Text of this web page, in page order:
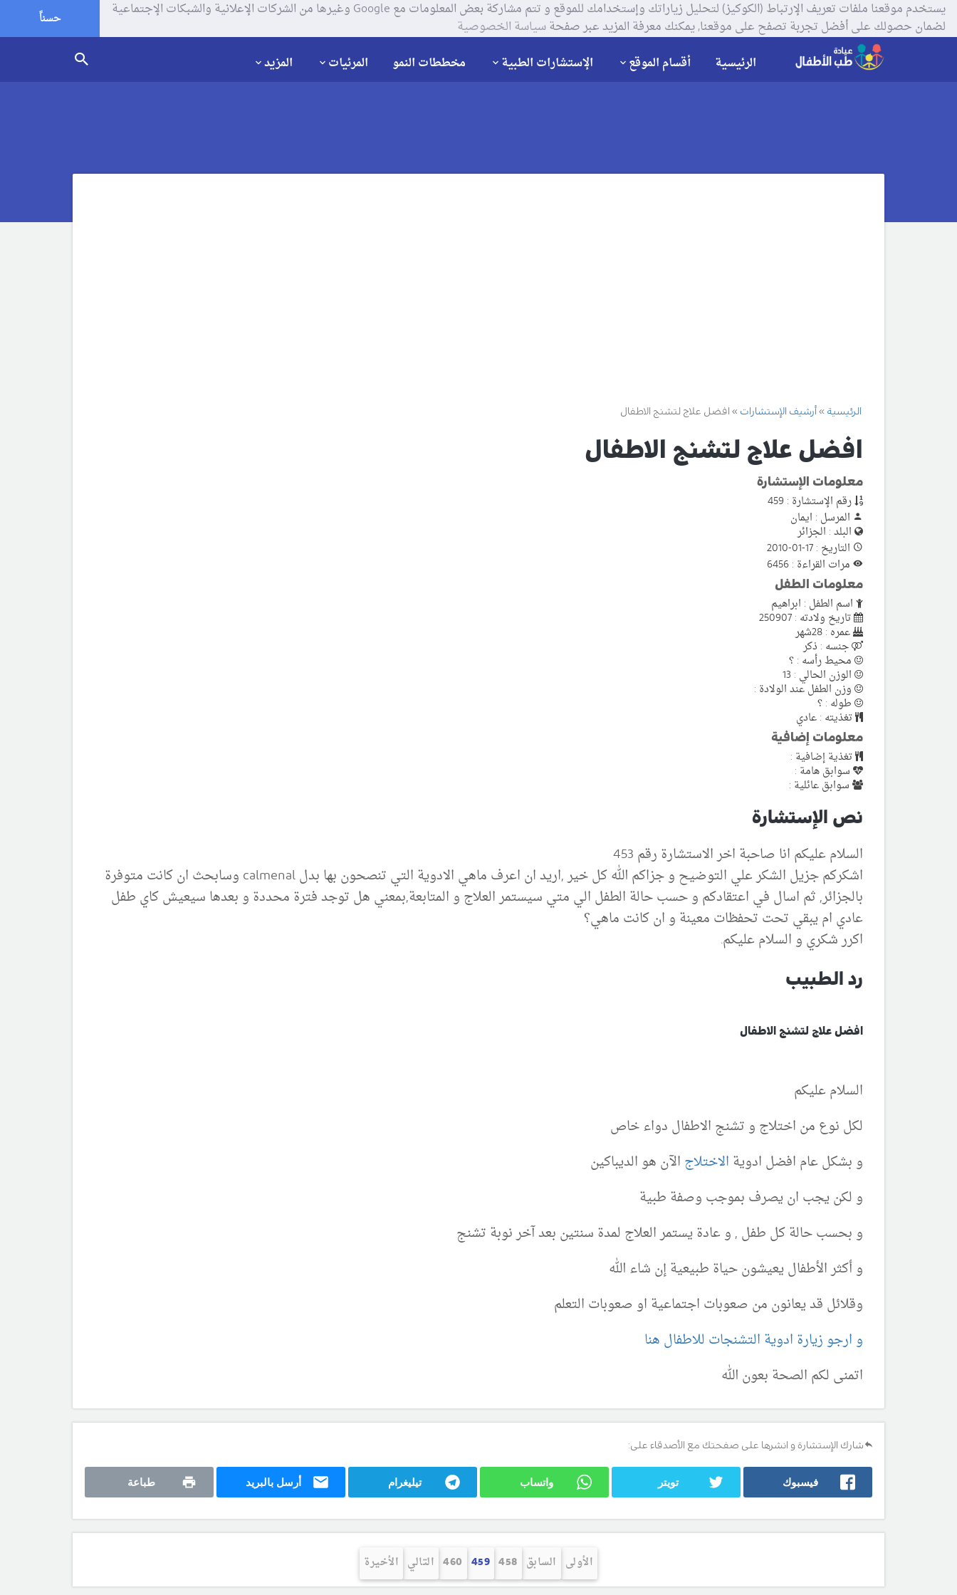
يستخدم موقعنا ملفات تعريف الإرتباط (الكوكيز) لتحليل زياراتك وإستخدامك للموقع و تتم مشاركة بعض المعلومات مع Google وغيرها من الشركات الإعلانية والشبكات الإجتماعية
لضمان حصولك على أفضل تجربة تصفح على موقعنا, يمكنك معرفة المزيد عبر صفحةسياسة الخصوصية حسناً
الرئيسية أقسام الموقع الإستشارات الطبية مخططات النمو المرئيات المزيد
الرئيسية أرشيف الإستشارات افضل علاج لتشنج الاطفال
افضل علاج لتشنج الاطفال
معلومات الإستشارة
رقم الإستشارة : 459
المرسل : ايمان
البلد : الجزائر
التاريخ : 17-01-2010
مرات القراءة : 6456
معلومات الطفل
اسم الطفل : ابراهيم
تاريخ ولادته : 250907
عمره : 28شهر
جنسه : ذكر
محيط رأسه : ؟
الوزن الحالي : 13
وزن الطفل عند الولادة :
طوله : ؟
تغذيته : عادي
معلومات إضافية
تغذية إضافية :
سوابق هامة :
سوابق عائلية :
نص الإستشارة
السلام عليكم انا صاحبة اخر الاستشارة رقم 453
اشكركم جزيل الشكر علي التوضيح و جزاكم الله كل خير ,اريد ان اعرف ماهي الادوية التي تنصحون بها بدل calmenal وسابحث ان كانت متوفرة
بالجزائر, ثم اسال في اعتقادكم و حسب حالة الطفل الي متي سيستمر العلاج و المتابعة,بمعني هل توجد فترة محددة و بعدها سيعيش كاي طفل
عادي ام يبقي تحت تحفظات معينة و ان كانت ماهي؟
اكرر شكري و السلام عليكم.
رد الطبيب
افضل علاج لتشنج الاطفال
السلام عليكم
لكل نوع من اختلاج و تشنج الاطفال دواء خاص
و بشكل عام افضل ادوية الاختلاج الآن هو الديباكين
و لكن يجب ان يصرف بموجب وصفة طبية
و بحسب حالة كل طفل , و عادة يستمر العلاج لمدة سنتين بعد آخر نوبة تشنج
و أكثر الأطفال يعيشون حياة طبيعية إن شاء الله
وقلائل قد يعانون من صعوبات اجتماعية او صعوبات التعلم
و ارجو زيارة ادوية التشنجات للاطفال هنا
اتمنى لكم الصحة بعون الله
شارك الإستشارة و انشرها على صفحتك مع الأصدقاء على:
فيسبوك تويتر واتساب تيليغرام أرسل بالبريد طباعة
الأولى السابق 458
459
460 التالي الأخيرة